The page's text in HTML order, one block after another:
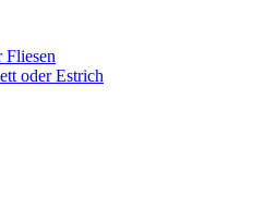
Fliesen
oder Estrich